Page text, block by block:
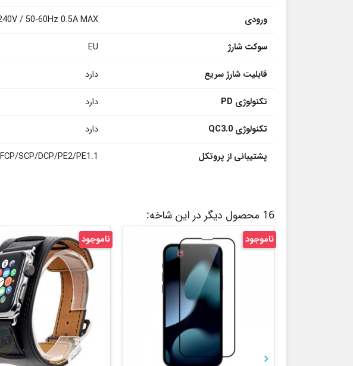
ورودی
/ 50-60Hz 0.5A MAX
سوکت شارژ
EU
قابلیت شارژ سریع
دارد
تکنولوژی PD
دارد
تکنولوژی QC3.0
دارد
پشتیبانی از پروتکل
SCP/DCP/PE2/PE1.1
16 محصول دیگر در این شاخه:
ناموجود ناموجود
